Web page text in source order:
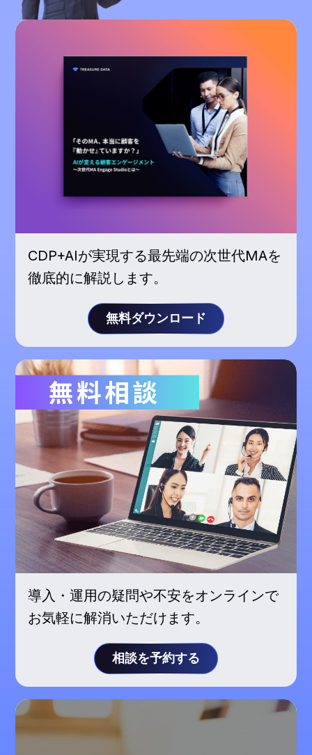
CDP+AIが実現する最先端の次世代MAを
徹底的に解説します。
無料ダウンロード
導入・運用の疑問や不安をオンラインで
お気軽に解消いただけます。
相談を予約する